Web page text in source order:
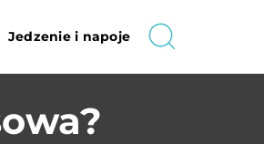
Jedzenie i napoje